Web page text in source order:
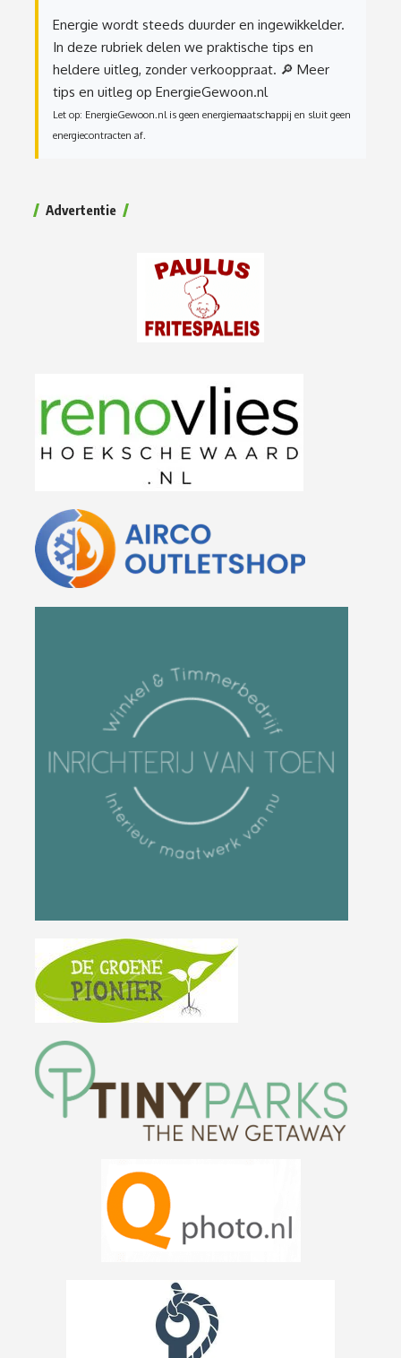
Energie wordt steeds duurder en ingewikkelder.
In deze rubriek delen we praktische tips en
heldere uitleg, zonder verkooppraat. 🔎 Meer
tips en uitleg op EnergieGewoon.nl
Let op: EnergieGewoon.nl is geen energiemaatschappij en sluit geen
energiecontracten af.
Advertentie